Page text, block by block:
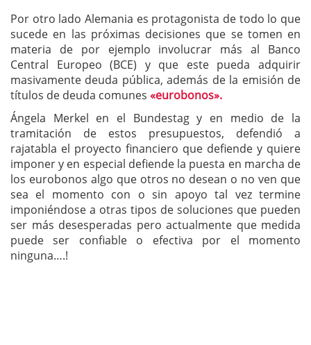
Por otro lado Alemania es protagonista de todo lo que
sucede en las próximas decisiones que se tomen en
materia de por ejemplo involucrar más al Banco
Central Europeo (BCE) y que este pueda adquirir
masivamente deuda pública, además de la emisión de
títulos de deuda comunes «eurobonos».
Ángela Merkel en el Bundestag y en medio de la
tramitación de estos presupuestos, defendió a
rajatabla el proyecto financiero que defiende y quiere
imponer y en especial defiende la puesta en marcha de
los eurobonos algo que otros no desean o no ven que
sea el momento con o sin apoyo tal vez termine
imponiéndose a otras tipos de soluciones que pueden
ser más desesperadas pero actualmente que medida
puede ser confiable o efectiva por el momento
ninguna….!